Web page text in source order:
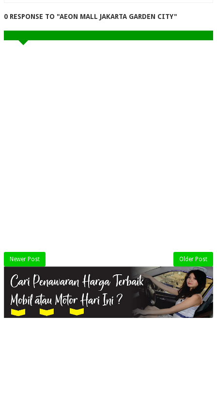
0 RESPONSE TO "AEON MALL JAKARTA GARDEN CITY"
Newer Post Older Post